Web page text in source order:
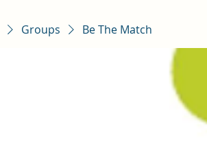
Groups Be The Match